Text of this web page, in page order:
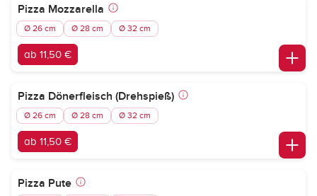
Pizza Mozzarella
Ø 26 cm Ø 28 cm Ø 32 cm
ab 11,50 €
Pizza Dönerfleisch (Drehspieß)
Ø 26 cm Ø 28 cm Ø 32 cm
ab 11,50 €
Pizza Pute